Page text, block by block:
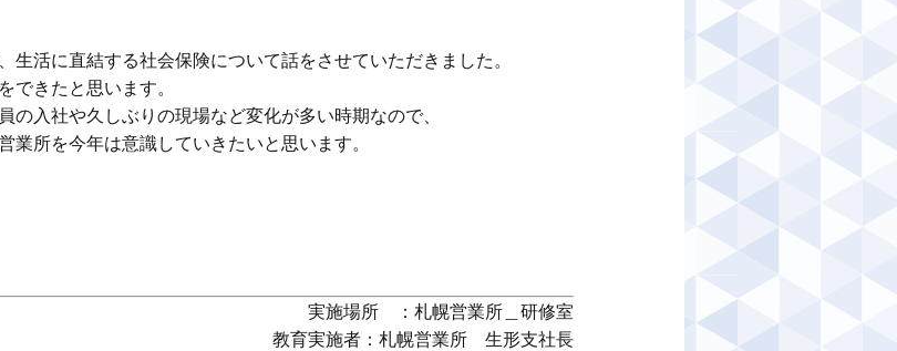
生活に直結する社会保険について話をさせていただきました。
できたと思います。
の入社や久しぶりの現場など変化が多い時期なので、
業所を今年は意識していきたいと思います。
実施場所　：札幌営業所＿研修室
教育実施者：札幌営業所　生形支社長